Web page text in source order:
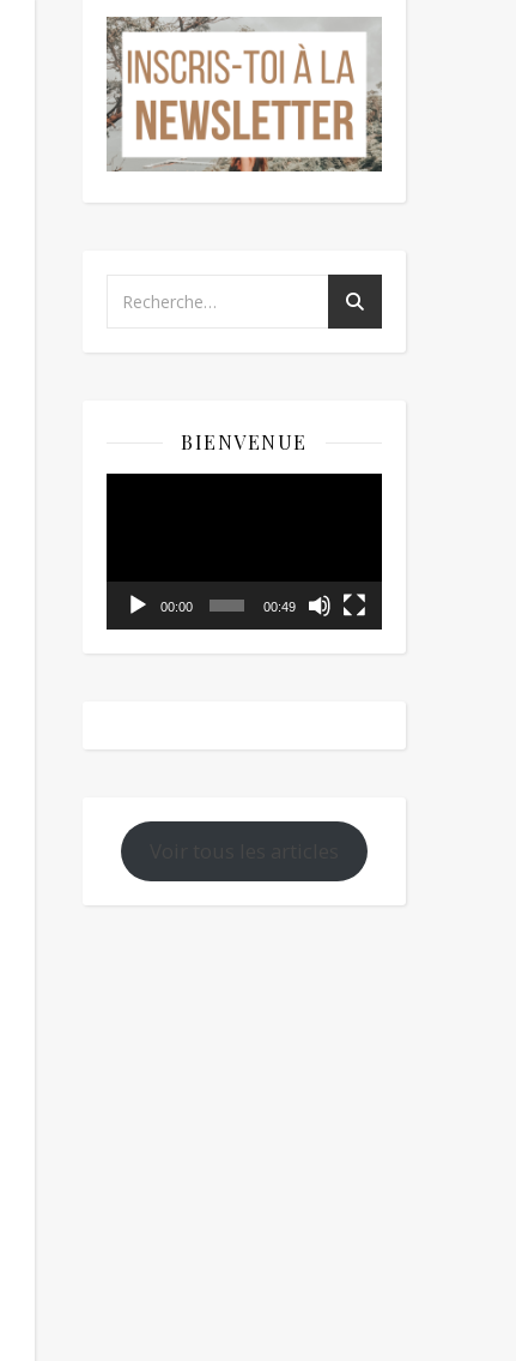
BIENVENUE
00:00 00:49